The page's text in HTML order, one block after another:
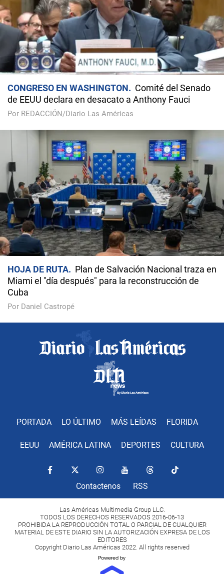
CONGRESO EN WASHINGTON
Comité del Senado
de EEUU declara en desacato a Anthony Fauci
Por REDACCIÓN/Diario Las Américas
HOJA DE RUTA
Plan de Salvación Nacional traza en
Miami el "día después" para la reconstrucción de
Cuba
Por Daniel Castropé
PORTADA LO ÚLTIMO MÁS LEÍDAS FLORIDA
EEUU AMÉRICA LATINA DEPORTES CULTURA
Contactenos RSS
Las Américas Multimedia Group LLC.
TODOS LOS DERECHOS RESERVADOS 2016-06-13
PROHIBIDA LA REPRODUCCIÓN TOTAL O PARCIAL DE CUALQUIER
MATERIAL DE ESTE DIARIO SIN LA AUTORIZACIÓN EXPRESA DE LOS
EDITORES
Copyright Diario Las Américas 2022. All rights reserved